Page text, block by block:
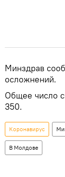
Минздрав
осложнений.
Общее число
350.
Коронавирус
В Молдове